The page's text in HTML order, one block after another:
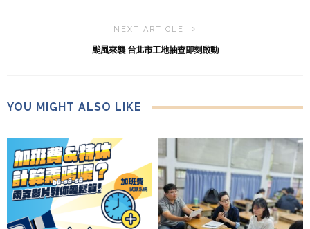
NEXT ARTICLE
颱風來襲 台北市工地抽查即刻啟動
YOU MIGHT ALSO LIKE